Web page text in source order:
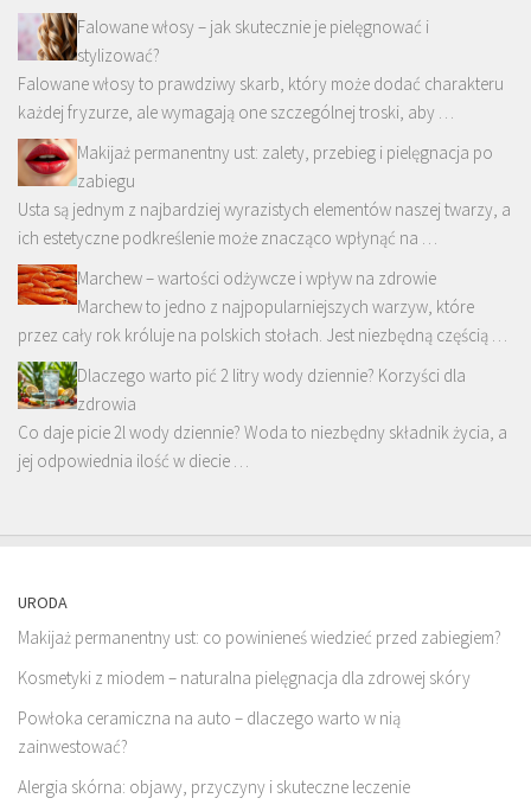
Falowane włosy – jak skutecznie je pielęgnować i
stylizować?
Falowane włosy to prawdziwy skarb, który może dodać charakteru
każdej fryzurze, ale wymagają one szczególnej troski, aby …
Makijaż permanentny ust: zalety, przebieg i pielęgnacja po
zabiegu
Usta są jednym z najbardziej wyrazistych elementów naszej twarzy, a
ich estetyczne podkreślenie może znacząco wpłynąć na …
Marchew – wartości odżywcze i wpływ na zdrowie
Marchew to jedno z najpopularniejszych warzyw, które
przez cały rok króluje na polskich stołach. Jest niezbędną częścią …
Dlaczego warto pić 2 litry wody dziennie? Korzyści dla
zdrowia
Co daje picie 2l wody dziennie? Woda to niezbędny składnik życia, a
jej odpowiednia ilość w diecie …
URODA
Makijaż permanentny ust: co powinieneś wiedzieć przed zabiegiem?
Kosmetyki z miodem – naturalna pielęgnacja dla zdrowej skóry
Powłoka ceramiczna na auto – dlaczego warto w nią
zainwestować?
Alergia skórna: objawy, przyczyny i skuteczne leczenie